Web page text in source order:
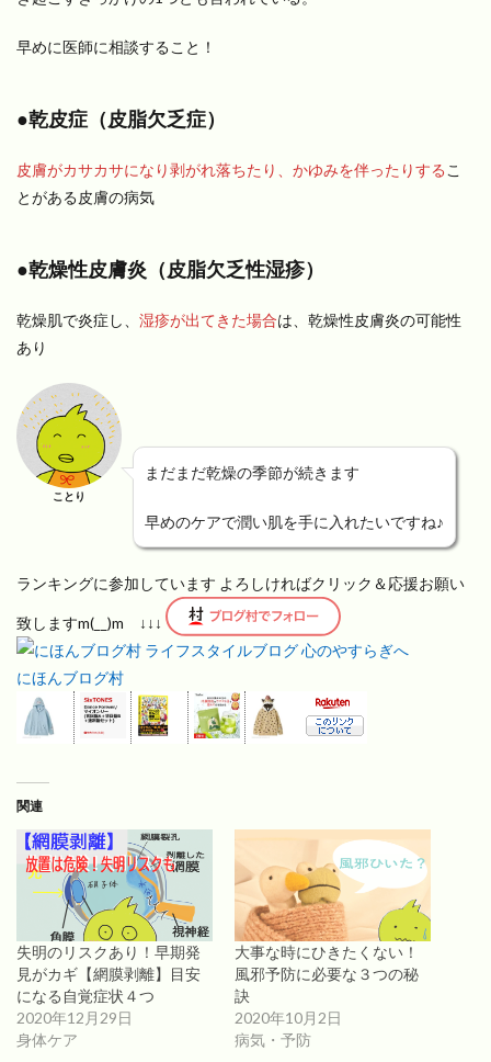
早めに医師に相談すること！
●乾皮症（皮脂欠乏症）
皮膚がカサカサになり剥がれ落ちたり、かゆみを伴ったりする こ
とがある皮膚の病気
●乾燥性皮膚炎（皮脂欠乏性湿疹）
乾燥肌で炎症し、 湿疹が出てきた場合は、乾燥性皮膚炎の可能性
あり
ことり
まだまだ乾燥の季節が続きます
早めのケアで潤い肌を手に入れたいですね♪
ランキングに参加しています よろしければクリック＆応援お願い
致しますm(__)m ↓↓↓
にほんブログ村
関連
失明のリスクあり！早期発
見がカギ【網膜剥離】目安
になる自覚症状４つ
2020年12月29日
身体ケア
大事な時にひきたくない！
風邪予防に必要な３つの秘
訣
2020年10月2日
病気・予防